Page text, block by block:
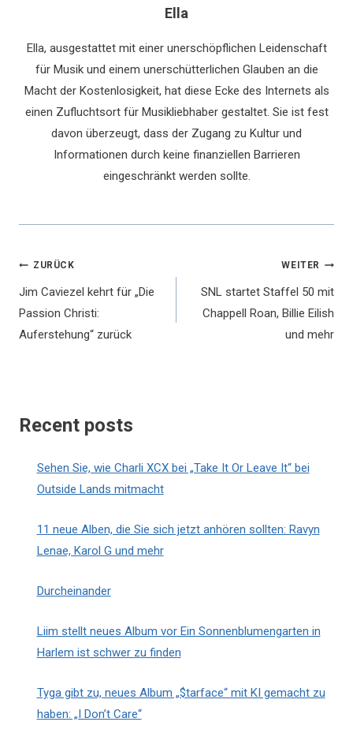
Ella
Ella, ausgestattet mit einer unerschöpflichen Leidenschaft
für Musik und einem unerschütterlichen Glauben an die
Macht der Kostenlosigkeit, hat diese Ecke des Internets als
einen Zufluchtsort für Musikliebhaber gestaltet. Sie ist fest
davon überzeugt, dass der Zugang zu Kultur und
Informationen durch keine finanziellen Barrieren
eingeschränkt werden sollte.
Beitragsnavigation
ZURÜCK
Jim Caviezel kehrt für „Die
Passion Christi:
Auferstehung“ zurück
WEITER
SNL startet Staffel 50 mit
Chappell Roan, Billie Eilish
und mehr
Recent posts
Sehen Sie, wie Charli XCX bei „Take It Or Leave It“ bei
Outside Lands mitmacht
11 neue Alben, die Sie sich jetzt anhören sollten: Ravyn
Lenae, Karol G und mehr
Durcheinander
Liim stellt neues Album vor Ein Sonnenblumengarten in
Harlem ist schwer zu finden
Tyga gibt zu, neues Album „$tarface“ mit KI gemacht zu
haben: „I Don’t Care“